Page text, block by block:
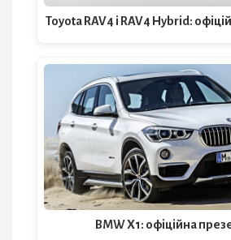
Toyota RAV4 і RAV4 Hybrid:
BMW X1: офіційна